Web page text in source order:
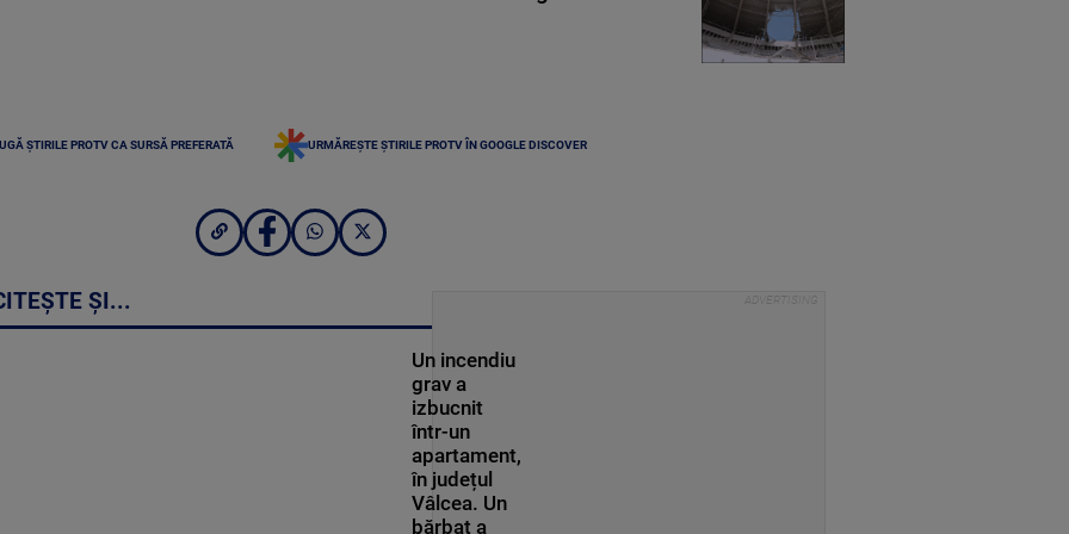
ȘTIRILE PROTV CA SURSĂ PREFERATĂ URMĂREȘTE ȘTIRILE PROTV ÎN GOOGLE DISCOVER
ȘI...
Un incendiu
grav a
izbucnit
într-un
apartament,
în județul
Vâlcea. Un
bărbat a